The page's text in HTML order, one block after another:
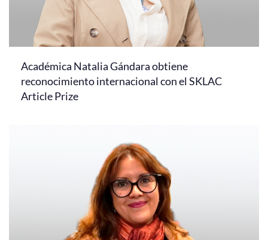
Académica Natalia Gándara obtiene
reconocimiento internacional con el SKLAC
Article Prize